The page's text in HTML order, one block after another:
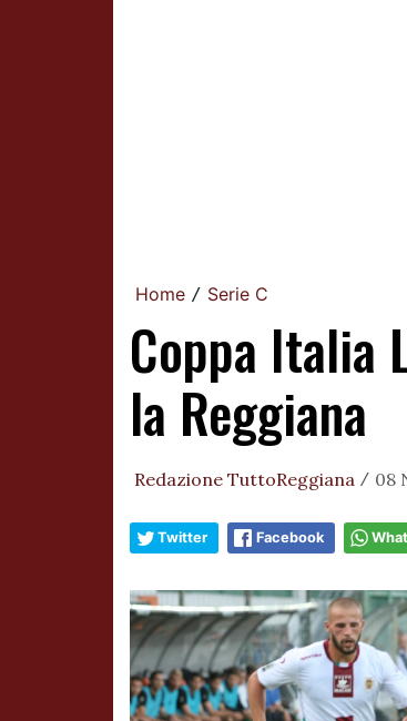
Home / Serie C
Coppa Italia
la Reggiana
Redazione TuttoReggiana / 08
Twitter Facebook